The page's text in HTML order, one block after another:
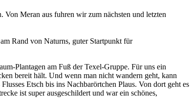
Von Meran aus fuhren wir zum nächsten und letzten
Rand von Naturns, guter Startpunkt für
Plantagen am Fuß der Texel-Gruppe. Für uns ein
bereit hält. Und wenn man nicht wandern geht, kann
Etsch bis ins Nachbarörtchen Plaus. Von dort geht es
ist super ausgeschildert und war ein schönes,